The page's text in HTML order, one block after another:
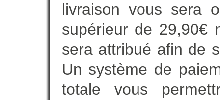
livraison vous sera
supérieur de 29,90€
sera attribué afin de
Un système de
totale vous